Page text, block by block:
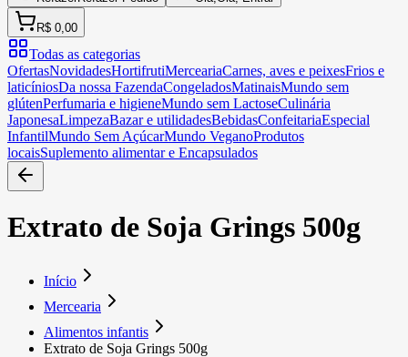
R$ 0,00
Todas as categorias
OfertasNovidadesHortifrutiMerceariaCarnes, aves e peixesFrios e
laticíniosDa nossa FazendaCongeladosMatinaisMundo sem
glútenPerfumaria e higieneMundo sem LactoseCulinária
JaponesaLimpezaBazar e utilidadesBebidasConfeitariaEspecial
InfantilMundo Sem AçúcarMundo VeganoProdutos
locaisSuplemento alimentar e Encapsulados
Extrato de Soja Grings 500g
Início
Mercearia
Alimentos infantis
Extrato de Soja Grings 500g